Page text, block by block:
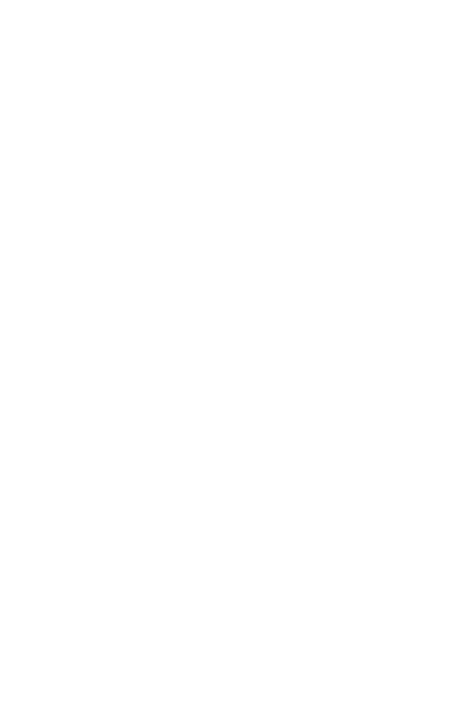
Přímých Barev
1, pro spektrální měření barev v M0/M1/M2 a
spektrálních dat do SpectraProof pro přesnou
M0/M1/M2 v SpectraProof. Všechny naměřené nebo
pak lze použít v SpectraProof v měřítku zákazníka,
souborů a standardy používané při správě barev,
barevných profilů, ale slouží k mírně odlišným účelům.